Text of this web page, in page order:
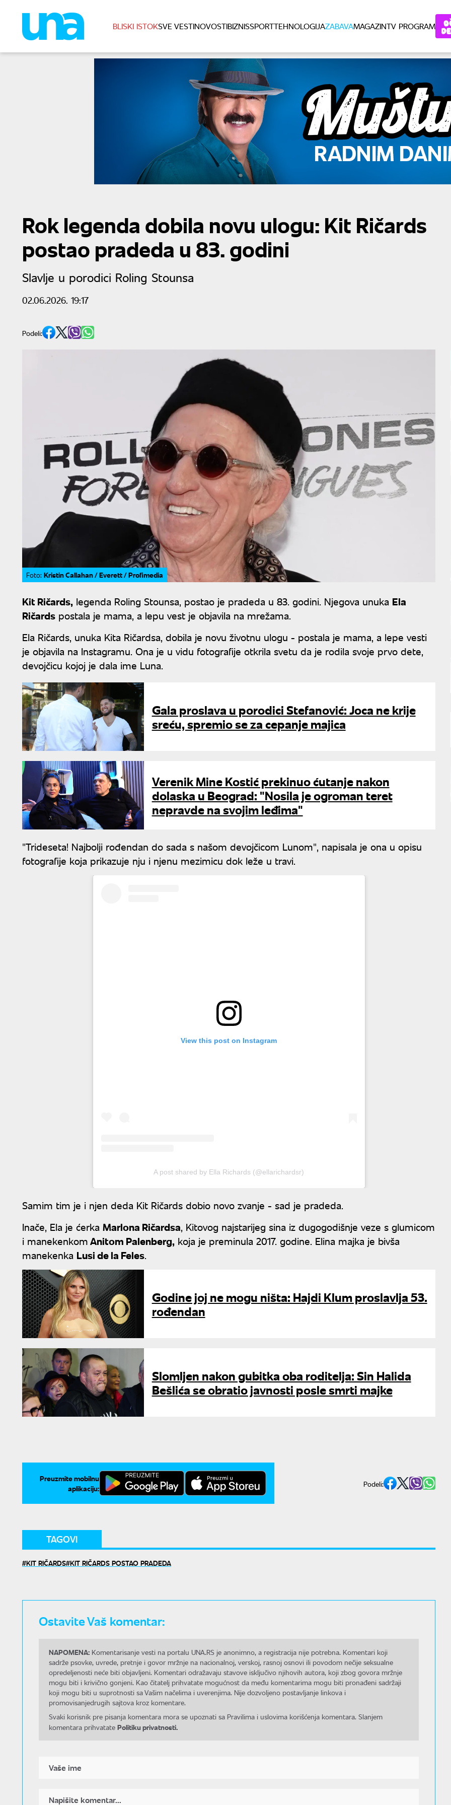
BLISKI ISTOKSVE VESTINOVOSTIBIZNISSPORTTEHNOLOGIJAZABAVAMAGAZINTV PROGRAM
Rok legenda dobila novu ulogu: Kit Ričards
postao pradeda u 83. godini
Slavlje u porodici Roling Stounsa
02.06.2026. 19:17
Podeli:
Foto: Kristin Callahan / Everett / Profimedia
Kit Ričards, legenda Roling Stounsa, postao je pradeda u 83. godini. Njegova unuka Ela
Ričards postala je mama, a lepu vest je objavila na mrežama.
Ela Ričards, unuka Kita Ričardsa, dobila je novu životnu ulogu - postala je mama, a lepe vesti
je objavila na Instagramu. Ona je u vidu fotografije otkrila svetu da je rodila svoje prvo dete,
devojčicu kojoj je dala ime Luna.
Gala proslava u porodici Stefanović: Joca ne krije
sreću, spremio se za cepanje majica
Verenik Mine Kostić prekinuo ćutanje nakon
dolaska u Beograd: "Nosila je ogroman teret
nepravde na svojim leđima"
"Trideseta! Najbolji rođendan do sada s našom devojčicom Lunom", napisala je ona u opisu
fotografije koja prikazuje nju i njenu mezimicu dok leže u travi.
View this post on Instagram
A post shared by Ella Richards (@ellarichardsr)
Samim tim je i njen deda Kit Ričards dobio novo zvanje - sad je pradeda.
Inače, Ela je ćerka Marlona Ričardsa, Kitovog najstarijeg sina iz dugogodišnje veze s glumicom
i manekenkomAnitom Palenberg, koja je preminula 2017. godine. Elina majka je bivša
manekenka Lusi de la Feles.
Godine joj ne mogu ništa: Hajdi Klum proslavlja 53.
rođendan
Slomljen nakon gubitka oba roditelja: Sin Halida
Bešlića se obratio javnosti posle smrti majke
Preuzmite mobilnu
aplikaciju:
Podeli:
TAGOVI
KIT RIČARDS KIT RIČARDS POSTAO PRADEDA
Ostavite Vaš komentar:
NAPOMENA: Komentarisanje vesti na portalu UNA.RS je anonimno, a registracija nije potrebna. Komentari koji
sadrže psovke, uvrede, pretnje i govor mržnje na nacionalnoj, verskoj, rasnoj osnovi ili povodom nečije seksualne
opredeljenosti neće biti objavljeni. Komentari odražavaju stavove isključivo njihovih autora, koji zbog govora mržnje
mogu biti i krivično gonjeni. Kao čitatelj prihvatate mogućnost da među komentarima mogu biti pronađeni sadržaji
koji mogu biti u suprotnosti sa Vašim načelima i uverenjima. Nije dozvoljeno postavljanje linkova i
promovisanjedrugih sajtova kroz komentare.
Svaki korisnik pre pisanja komentara mora se upoznati sa Pravilima i uslovima korišćenja komentara. Slanjem
komentara prihvatate Politiku privatnosti.